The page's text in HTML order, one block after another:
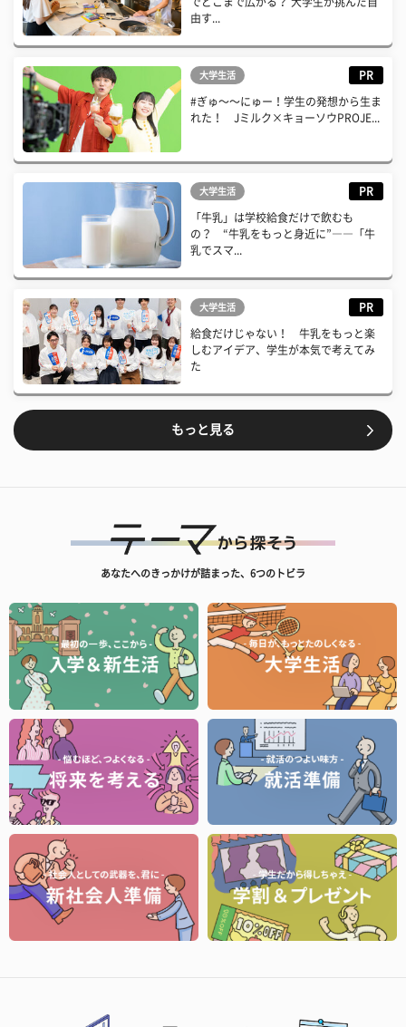
由す...
大学生活 PR
#ぎゅ〜〜にゅー！学生の発想から生ま
れた！ Jミルク×キョーソウPROJE...
大学生活 PR
「牛乳」は学校給食だけで飲むも
の？ “牛乳をもっと身近に”――「牛
乳でスマ...
大学生活 PR
給食だけじゃない！ 牛乳をもっと楽
しむアイデア、学生が本気で考えてみ
た
もっと見る
あなたへのきっかけが詰まった、6つのトビラ